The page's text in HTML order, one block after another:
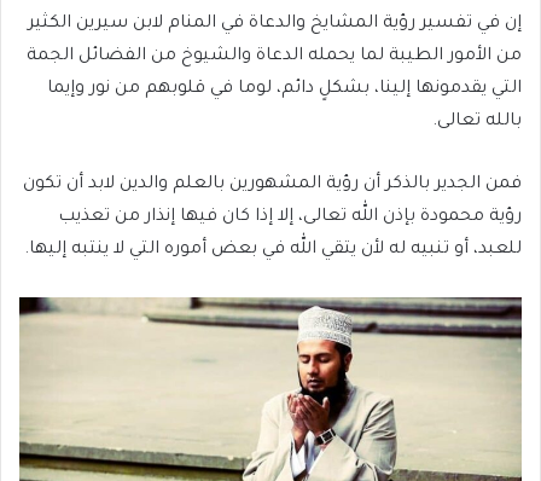
إن في تفسير رؤية المشايخ والدعاة في المنام لابن سيرين الكثير
من الأمور الطيبة لما يحمله الدعاة والشيوخ من الفضائل الجمة
التي يقدمونها إلينا، بشكلٍ دائم، لوما في قلوبهم من نور وإيما
بالله تعالى.
فمن الجدير بالذكر أن رؤية المشهورين بالعلم والدين لابد أن تكون
رؤية محمودة بإذن الله تعالى، إلا إذا كان فيها إنذار من تعذيب
للعبد، أو تنبيه له لأن يتقي الله في بعض أموره التي لا ينتبه إليها.